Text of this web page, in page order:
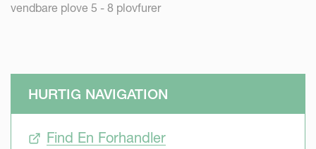
vendbare plove 5 - 8 plovfurer
HURTIG NAVIGATION
Find En Forhandler